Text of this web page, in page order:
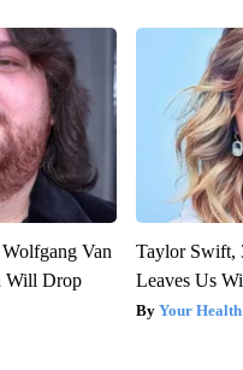
Van
Will Drop
Taylor Swift,
Leaves Us
Your